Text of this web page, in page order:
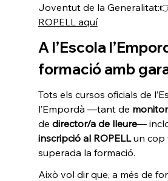
Joventut de la
ROPELL aquí
A l’Escola
formació amb
Tots els cursos oficials de
l’Empordà —tant de
de director/a de lleure—
inscripció al ROPELL un cop
superada la formació.
Això vol dir que, a més de